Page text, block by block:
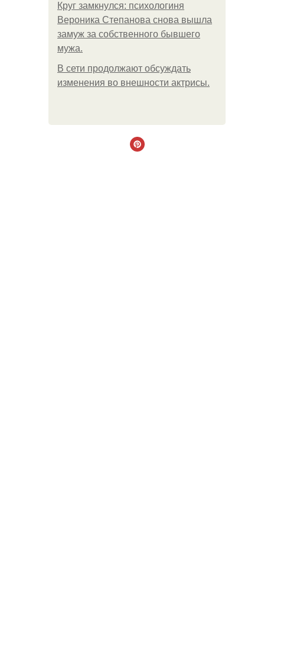
Круг замкнулся: психологиня
Вероника Степанова снова вышла
замуж за собственного бывшего
мужа.
В сети продолжают обсуждать
изменения во внешности актрисы.